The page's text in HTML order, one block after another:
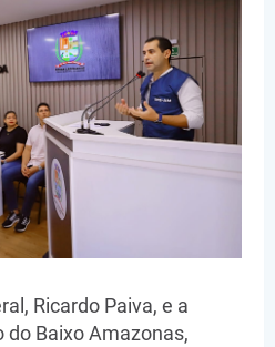
Ricardo Paiva, e a
do Baixo Amazonas,